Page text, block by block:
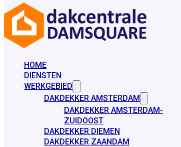
HOME
DIENSTEN
WERKGEBIED
DAKDEKKER AMSTERDAM
DAKDEKKER AMSTERDAM-
ZUIDOOST
DAKDEKKER DIEMEN
DAKDEKKER ZAANDAM